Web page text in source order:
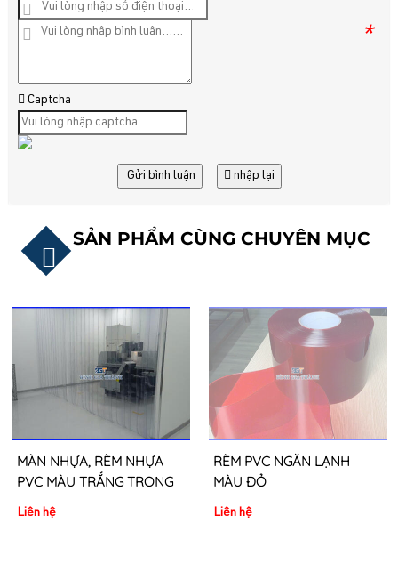
*
Captcha
Gửi bình luận nhập lại
SẢN PHẨM CÙNG CHUYÊN MỤC
MÀN NHỰA, RÈM NHỰA
PVC MÀU TRẮNG TRONG
Liên hệ
RÈM PVC NGĂN LẠNH
MÀU ĐỎ
Liên hệ